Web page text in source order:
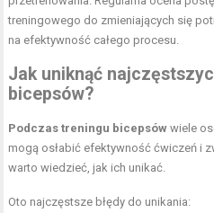
treningowego do zmieniających się
na efektywność całego procesu.
Jak uniknąć
bicepsów?
Podczas treningu bicepsów wiele
mogą osłabić efektywność ćwiczeń i
warto wiedzieć, jak ich unikać.
Oto najczęstsze błędy do unikania: